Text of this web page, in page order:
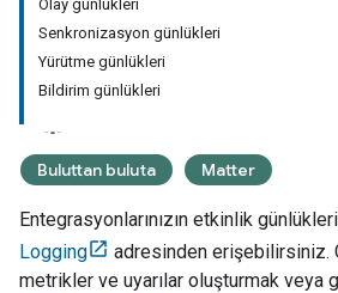
Olay günlükleri
Senkronizasyon günlükleri
Yürütme günlükleri
Bildirim günlükleri
Buluttan buluta Matter
Entegrasyonlarınızın etkinlik
Logging
adresinden erişebilirsiniz.
metrikler ve uyarılar oluşturmak veya